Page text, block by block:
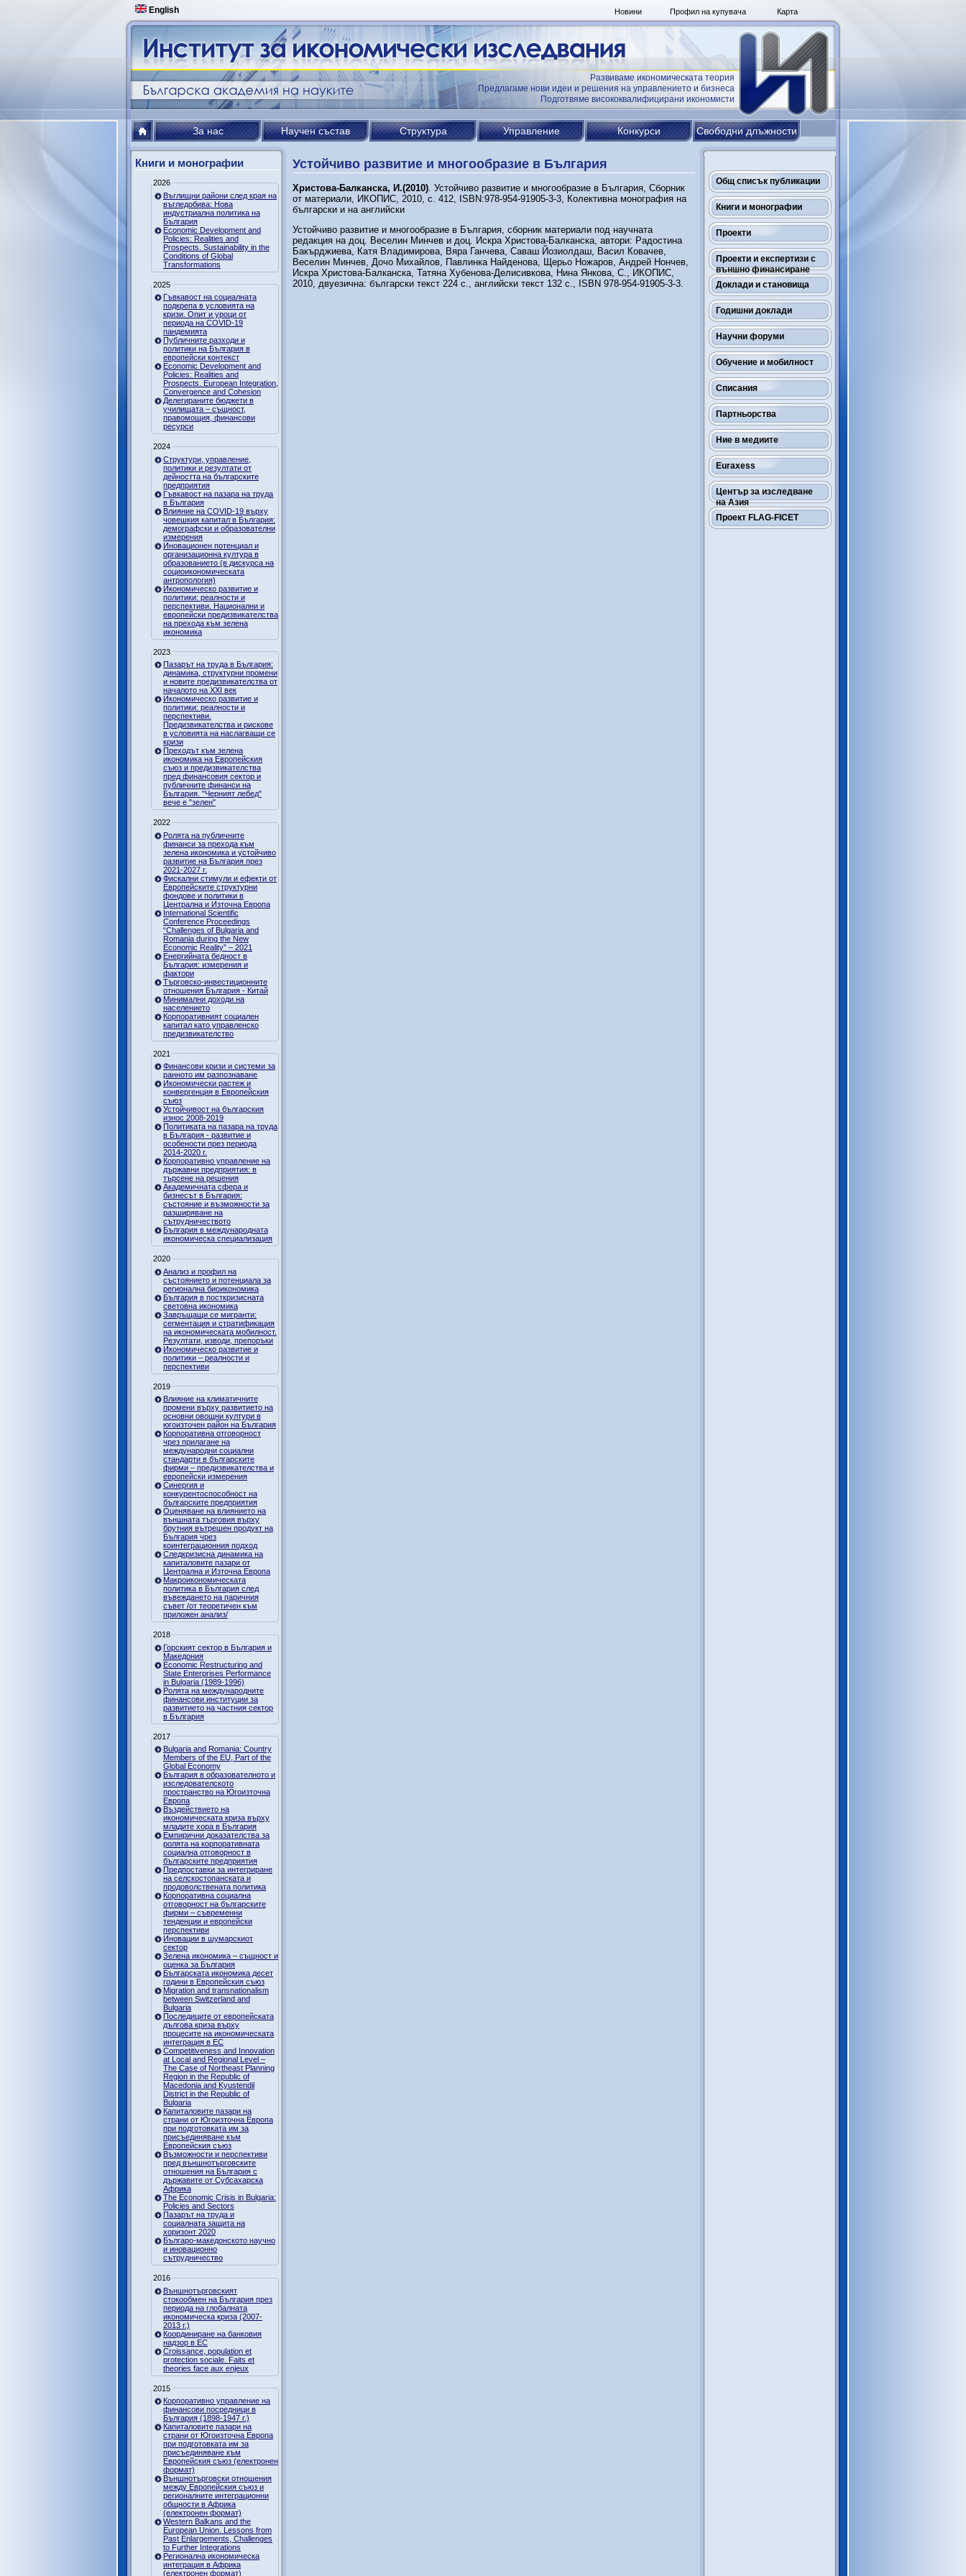
English Карта
Профил на купувача
Новини
Развиваме икономическата теория
Предлагаме нови идеи и решения на управлението и бизнеса
Подготвяме висококвалифицирани икономисти
За нас Научен състав Структура Управление Конкурси Свободни длъжности
Общ списък публикации
Книги и монографии
Проекти
Проекти и експертизи с
външно финансиране
Доклади и становища
Годишни доклади
Научни форуми
Обучение и мобилност
Списания
Партньорства
Ние в медиите
Euraxess
Център за изследване
на Азия
Проект FLAG-FICET
Книги и монографии
2026
Въглищни райони след края на
въгледобива: Нова
индустриална политика на
България
Economic Development and
Policies: Realities and
Prospects. Sustainability in the
Conditions of Global
Transformations
2025
Гъвкавост на социалната
подкрепа в условията на
кризи. Опит и уроци от
периода на COVID-19
пандемията
Публичните разходи и
политики на България в
европейски контекст
Economic Development and
Policies: Realities and
Prospects. European Integration,
Convergence and Cohesion
Делегираните бюджети в
училищата – същност,
правомощия, финансови
ресурси
2024
Структури, управление,
политики и резултати от
дейността на българските
предприятия
Гъвкавост на пазара на труда
в България
Влияние на COVID-19 върху
човешкия капитал в България:
демографски и образователни
измерения
Иновационен потенциал и
организационна култура в
образованието (в дискурса на
социоикономическата
антропология)
Икономическо развитие и
политики: реалности и
перспективи. Национални и
европейски предизвикателства
на прехода към зелена
икономика
2023
Пазарът на труда в България:
динамика, структурни промени
и новите предизвикателства от
началото на XXI век
Икономическо развитие и
политики: реалности и
перспективи.
Предизвикателства и рискове
в условията на наслагващи се
кризи
Преходът към зелена
икономика на Европейския
съюз и предизвикателства
пред финансовия сектор и
публичните финанси на
България. "Черният лебед"
вече е "зелен"
2022
Ролята на публичните
финанси за прехода към
зелена икономика и устойчиво
развитие на България през
2021-2027 г.
Фискални стимули и ефекти от
Европейските структурни
фондове и политики в
Централна и Източна Европа
International Scientific
Conference Proceedings
“Challenges of Bulgaria and
Romania during the New
Economic Reality” – 2021
Енергийната бедност в
България: измерения и
фактори
Търговско-инвестиционните
отношения България - Китай
Минимални доходи на
населението
Корпоративният социален
капитал като управленско
предизвикателство
2021
Финансови кризи и системи за
ранното им разпознаване
Икономически растеж и
конвергенция в Европейския
съюз
Устойчивост на българския
износ 2008-2019
Политиката на пазара на труда
в България - развитие и
особености през периода
2014-2020 г.
Корпоративно управление на
държавни предприятия: в
търсене на решения
Академичната сфера и
бизнесът в България:
състояние и възможности за
разширяване на
сътрудничеството
България в международната
икономическа специализация
2020
Анализ и профил на
състоянието и потенциала за
регионална биоикономика
България в посткризисната
световна икономика
Завръщащи се мигранти:
сегментация и стратификация
на икономическата мобилност.
Резултати, изводи, препоръки
Икономическо развитие и
политики – реалности и
перспективи
2019
Влияние на климатичните
промени върху развитието на
основни овощни култури в
югоизточен район на България
Корпоративна отговорност
чрез прилагане на
международни социални
стандарти в българските
фирми – предизвикателства и
европейски измерения
Синергия и
конкурентоспособност на
българските предприятия
Оценяване на влиянието на
външната търговия върху
брутния вътрешен продукт на
България чрез
коинтеграционния подход
Следкризисна динамика на
капиталовите пазари от
Централна и Източна Европа
Макроикономическата
политика в България след
въвеждането на паричния
съвет /от теоретичен към
приложен анализ/
2018
Горският сектор в България и
Македония
Economic Restructuring and
State Enterprises Performance
in Bulgaria (1989-1996)
Ролята на международните
финансови институции за
развитието на частния сектор
в България
2017
Bulgaria and Romania: Country
Members of the EU, Part of the
Global Economy
България в образователното и
изследователското
пространство на Югоизточна
Европа
Въздействието на
икономическата криза върху
младите хора в България
Емпирични доказателства за
ролята на корпоративната
социална отговорност в
българските предприятия
Предпоставки за интегриране
на селскостопанската и
продоволствената политика
Корпоративна социална
отговорност на българските
фирми – съвременни
тенденции и европейски
перспективи
Иновации в шумарскиот
сектор
Зелена икономика – същност и
оценка за България
Българската икономика десет
години в Европейския съюз
Migration and transnationalism
between Switzerland and
Bulgaria
Последиците от европейската
дългова криза върху
процесите на икономическата
интеграция в ЕС
Competitiveness and Innovation
at Local and Regional Level –
The Case of Northeast Planning
Region in the Republic of
Macedonia and Kyustendil
District in the Republic of
Bulgaria
Капиталовите пазари на
страни от Югоизточна Европа
при подготовката им за
присъединяване към
Европейския съюз
Възможности и перспективи
пред външнотърговските
отношения на България с
държавите от Субсахарска
Африка
The Economic Crisis in Bulgaria:
Policies and Sectors
Пазарът на труда и
социалната защита на
хоризонт 2020
Българо-македонското научно
и иновационно
сътрудничество
2016
Външнотърговският
стокообмен на България през
периода на глобалната
икономическа криза (2007-
2013 г.)
Координиране на банковия
надзор в ЕС
Croissance, population et
protection sociale. Faits et
theories face aux enjeux
2015
Корпоративно управление на
финансови посредници в
България (1898-1947 г.)
Капиталовите пазари на
страни от Югоизточна Европа
при подготовката им за
присъединяване към
Европейския съюз (електронен
формат)
Външнотърговски отношения
между Европейския съюз и
регионалните интеграционни
общности в Африка
(електронен формат)
Western Balkans and the
European Union. Lessons from
Past Enlargements, Challenges
to Further Integrations
Регионална икономическа
интеграция в Африка
(електронен формат)
Устойчиво развитие и многообразие в България
Христова-Балканска, И.(2010). Устойчиво развитие и многообразие в България, Сборник
от материали, ИКОПИС, 2010, с. 412, ISBN:978-954-91905-3-3, Колективна монография на
български и на английски
Устойчиво развитие и многообразие в България, сборник материали под научната
редакция на доц. Веселин Минчев и доц. Искра Христова-Балканска, автори: Радостина
Бакърджиева, Катя Владимирова, Вяра Ганчева, Саваш Йозиолдаш, Васил Ковачев,
Веселин Минчев, Дочо Михайлов, Павлинка Найденова, Щерьо Ножаров, Андрей Нончев,
Искра Христова-Балканска, Татяна Хубенова-Делисивкова, Нина Янкова, С., ИКОПИС,
2010, двуезична: български текст 224 с., английски текст 132 с., ISBN 978-954-91905-3-3.